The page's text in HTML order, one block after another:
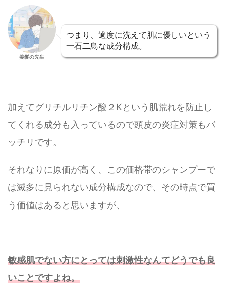
美髪の先生
つまり、適度に洗えて肌に優しいという
一石二鳥な成分構成。
加えてグリチルリチン酸２Kという肌荒れを防止し
てくれる成分も入っているので頭皮の炎症対策もバ
ッチリです。
それなりに原価が高く、この価格帯のシャンプーで
は滅多に見られない成分構成なので、その時点で買
う価値はあると思いますが、
敏感肌でない方にとっては刺激性なんてどうでも良
いことですよね。